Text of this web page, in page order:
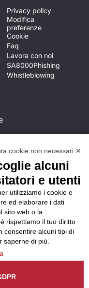
è
.
Privacy policy
Modifica
preferenze
Cookie
Faq
Lavora con noi
SA8000Phishing
Whistleblowing
cookie non necessari ✕
alcuni
e utenti
utilizziamo i cookie e
ed elaborare i dati
sito web o la
rispettiamo il tuo diritto
consentire alcuni tipi di
saperne di più.